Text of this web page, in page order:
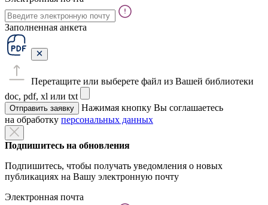
Заполненная анкета
Перетащите или выберете файл из Вашей библиотеки
doc, pdf, xl или txt
Отправить заявку
Нажимая кнопку Вы соглашаетесь
на обработку персональных данных
Подпишитесь на обновления
Подпишитесь, чтобы получать уведомления о новых
публикациях на Вашу электронную почту
Электронная почта